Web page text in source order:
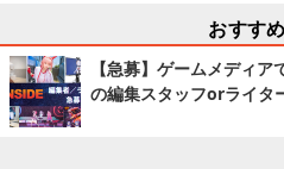
おすす
【急募】ゲームメディ
の編集スタッフorライタ